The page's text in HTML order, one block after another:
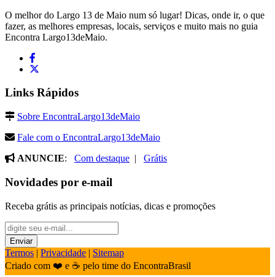
O melhor do Largo 13 de Maio num só lugar! Dicas, onde ir, o que
fazer, as melhores empresas, locais, serviços e muito mais no guia
Encontra Largo13deMaio.
Links Rápidos
Sobre EncontraLargo13deMaio
Fale com o EncontraLargo13deMaio
ANUNCIE: Com destaque | Grátis
Novidades por e-mail
Receba grátis as principais notícias, dicas e promoções
Termos | Privacidade | Sitemap
Criado com ❤️ e ☕ pelo time do EncontraBrasil